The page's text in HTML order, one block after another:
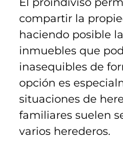
El proindiviso
compartir la
haciendo posible
inmuebles que
inasequibles de
opción es
situaciones de
familiares suelen
varios herederos.